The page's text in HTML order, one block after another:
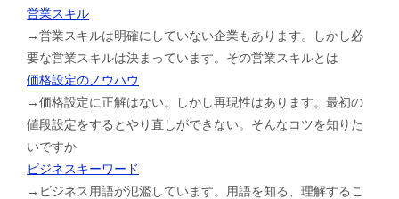
営業スキル
→営業スキルは明確にしていない企業もあります。しかし必
要な営業スキルは決まっています。その営業スキルとは
価格設定のノウハウ
→価格設定に正解はない。しかし再現性はあります。最初の
値段設定をするとやり直しができない。そんなコツを知りた
いですか
ビジネスキーワード
→ビジネス用語が氾濫しています。用語を知る、理解するこ